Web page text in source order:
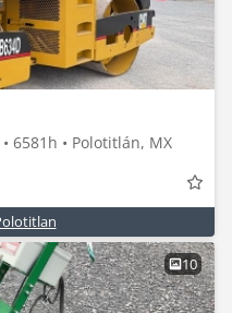
6581h • Polotitlán, MX
10